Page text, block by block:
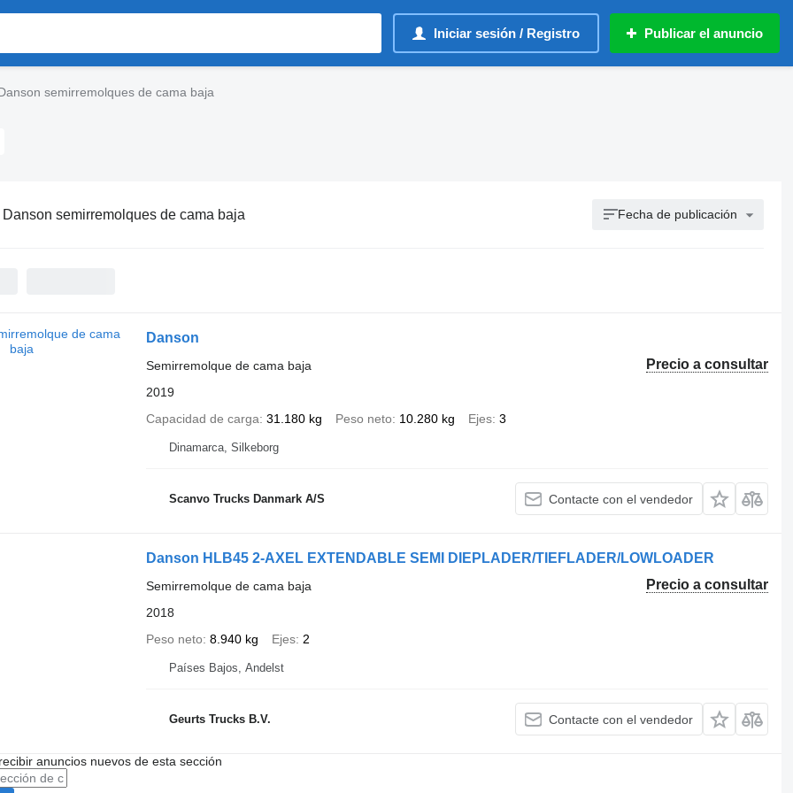
Iniciar sesión / Registro Publicar el anuncio
semirremolques de cama baja
Danson semirremolques de cama baja Fecha de publicación
Danson
Precio a consultar
Semirremolque de cama baja
2019
Capacidad de carga 31.180 kg Peso neto 10.280 kg Ejes 3
Dinamarca, Silkeborg
Scanvo Trucks Danmark A/S Contacte con el vendedor
Danson HLB45 2-AXEL EXTENDABLE SEMI DIEPLADER/TIEFLADER/LOWLOADER
Precio a consultar
Semirremolque de cama baja
2018
Peso neto 8.940 kg Ejes 2
Países Bajos, Andelst
Geurts Trucks B.V. Contacte con el vendedor
anuncios nuevos de esta sección